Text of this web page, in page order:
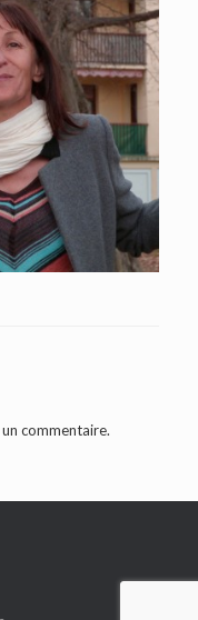
commentaire.